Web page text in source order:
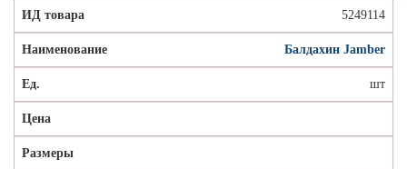
5249114
Балдахин Jamber
шт